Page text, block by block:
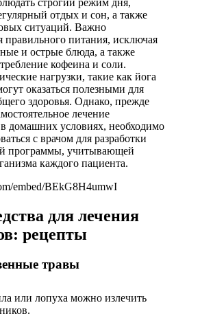
отдых и сон, а также
ситуаций. Важно
правильного питания, исключая
и острые блюда, а также
кофеина и соли.
нагрузки, такие как йога
оказаться полезными для
здоровья. Однако, прежде
лечение
домашних условиях, необходимо
с врачом для разработки
программы, учитывающей
каждого пациента.
embed/BEkG8H4umwI
для лечения
рецепты
травы
или лопуха можно излечить